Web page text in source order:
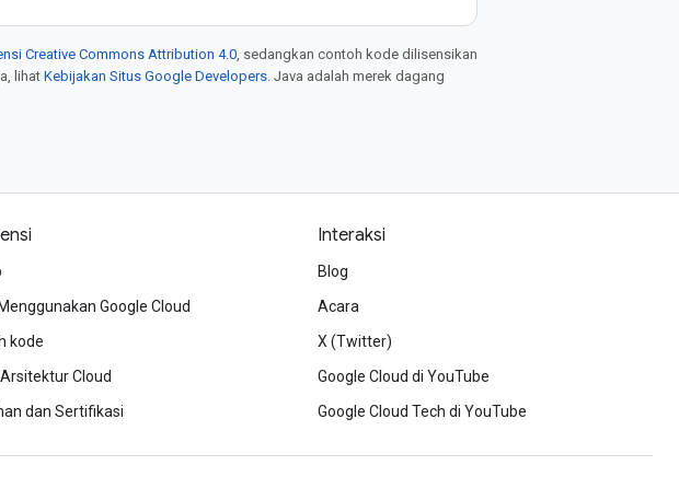
Creative Commons Attribution 4.0, sedangkan contoh kode dilisensikan
lihat Kebijakan Situs Google Developers. Java adalah merek dagang
Google Cloud
kode
Cloud
dan Sertifikasi
Interaksi
Blog
Acara
X (Twitter)
Google Cloud di YouTube
Google Cloud Tech di YouTube